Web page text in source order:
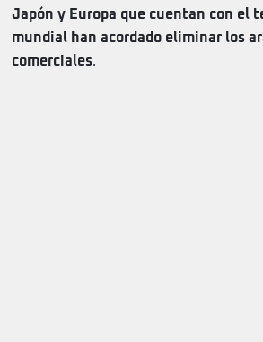
Japón y Europa que cuentan con el
mundial han acordado eliminar los
comerciales.